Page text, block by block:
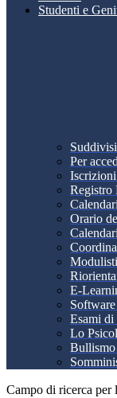
Studenti e
Per
Registro
Orario
E-
Esami di
Lo
Campo di ricerca per